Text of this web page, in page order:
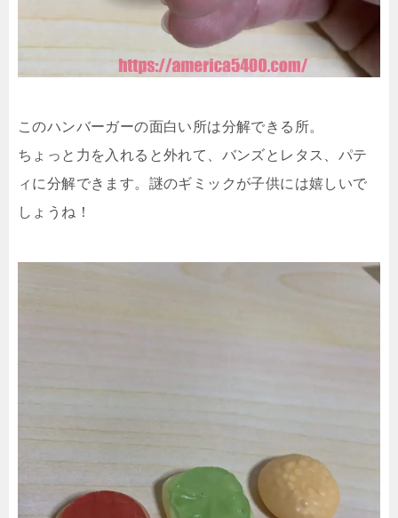
このハンバーガーの面白い所は分解できる所。
ちょっと力を入れると外れて、バンズとレタス、パテ
ィに分解できます。謎のギミックが子供には嬉しいで
しょうね！